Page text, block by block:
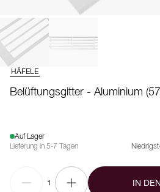
HÄFELE
Belüftungsgitter - Aluminium
Auf Lager
Lieferung in 5-7 Tagen
1 IN